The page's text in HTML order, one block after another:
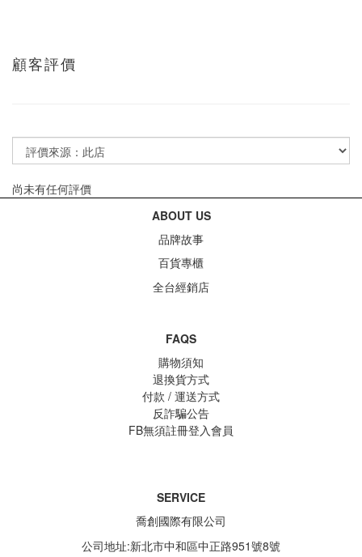
顧客評價
尚未有任何評價
ABOUT US
品牌故事
百貨專櫃
全台經銷店
FAQS
購物須知
退換貨方式
付款 / 運送方式
反詐騙公告
FB無須註冊登入會員
SERVICE
喬創國際有限公司
公司地址:新北市中和區中正路951號8號